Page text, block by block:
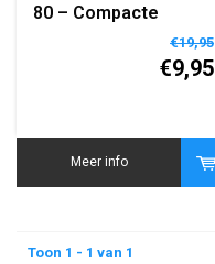
80 – Compacte
Waterkoker voor
Camping en Reizen
€19,95
€9,95
Meer info
Toon 1 - 1 van 1